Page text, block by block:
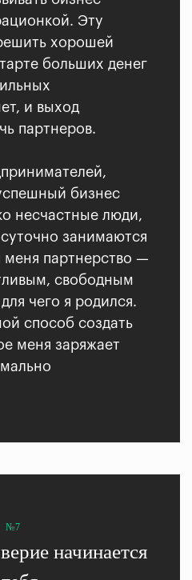
Эту
хорошей
больших денег
и выход
партнеров.
бизнес
несчастные люди,
занимаются
партнерство —
свободным
чего я родился.
способ создать
меня заряжает
№7
начинается